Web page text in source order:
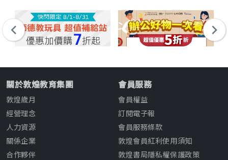
關於敦煌教育集團
敦煌歲月
經營理念
人力資源
關係企業
合作夥伴
會員服務
會員權益
訂閱電子報
會員服務條款
敦煌會員紅利使用須知
敦煌書局隱私權保護政策